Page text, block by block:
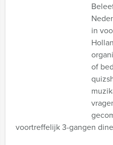
in
of
voortreffelijk 3-gangen